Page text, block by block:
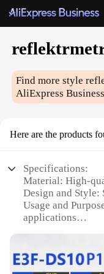
Find more style
AliExpress Business
Here are the products
Specifications:
Material: High-
Design and Style:
Usage and
applications
Parts and
connectors
Applicable